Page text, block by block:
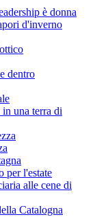
è donna
d'inverno
dentro
in una terra di
per l'estate
alle cene di
Catalogna